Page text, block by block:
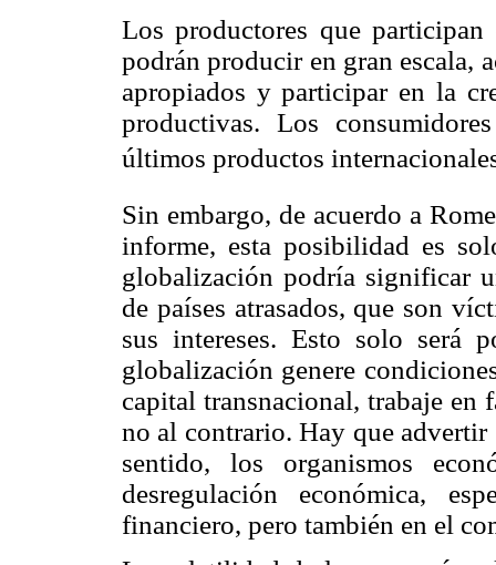
Los productores que participan
podrán producir en gran escala,
apropiados y participar en la
productivas. Los
últimos productos
Sin embargo, de acuerdo a
informe, esta posibilidad es
globalización podría significar
de países atrasados, que son
sus intereses. Esto solo será
globalización genere
capital transnacional, trabaje en
no al contrario. Hay que advertir
sentido, los organismos
desregulación económica,
financiero, pero también en el